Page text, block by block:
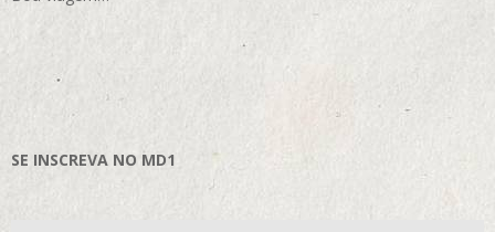
SE INSCREVA NO MD1